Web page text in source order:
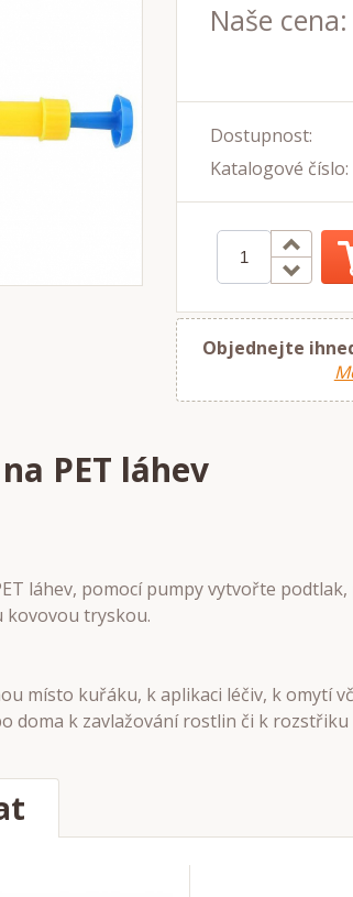
Naše cena:
Dostupnost:
Katalogové číslo:
Objednejte
PET láhev
láhev, pomocí pumpy vytvořte
tryskou.
místo kuřáku, k aplikaci léčiv, k omytí
doma k zavlažování rostlin či k rozstřiku